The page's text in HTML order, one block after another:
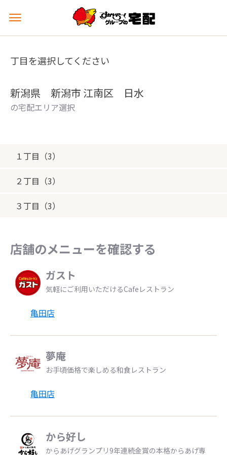
メ
ュ
を
丁目を選択してください
新潟県 新潟市 江南区 日水
の宅配エリア選択
１丁目（3）
２丁目（3）
３丁目（3）
店舗のメニューを確認する
ガスト
気軽にご利用いただけるCafeレストラン
亀田店
夢庵
お手頃価格で楽しめる和食レストラン
亀田店
から好し
からあげグランプリ9年連続金賞の本格からあげ専